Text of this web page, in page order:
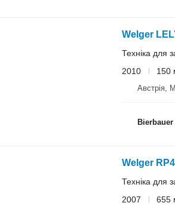
Welger
Техніка для
2010
150
Австрія,
Bierbauer
Welger
Техніка для
2007
655